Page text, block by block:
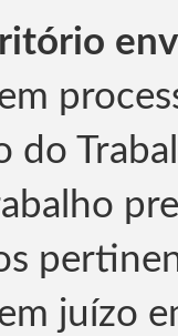
do
juízo